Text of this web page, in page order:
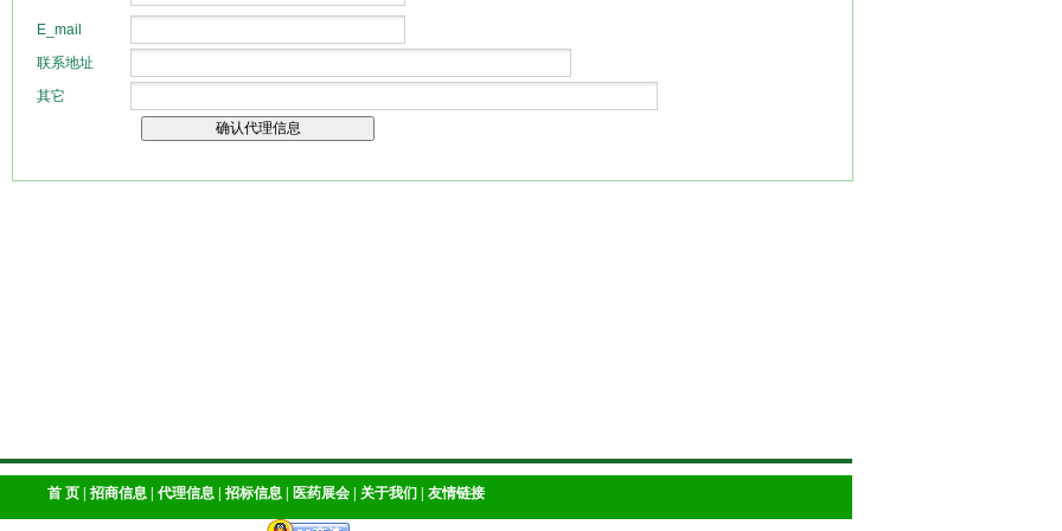
首 页| 招商信息| 代理信息| 招标信息| 医药展会| 关于我们 友情链接